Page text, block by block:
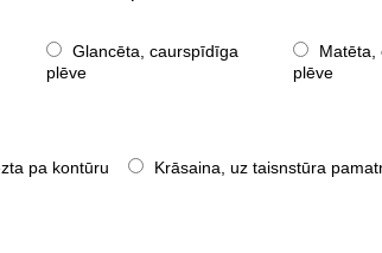
Glancēta, caurspīdīga
plēve
Matēta,
plēve
pa kontūru Krāsaina, uz taisnstūra